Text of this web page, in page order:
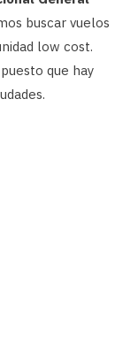
buscar vuelos
low cost.
que hay